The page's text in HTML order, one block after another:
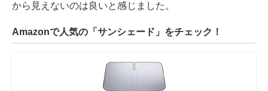
から見えないのは良いと感じました。
Amazonで人気の「サンシェード」をチェック！